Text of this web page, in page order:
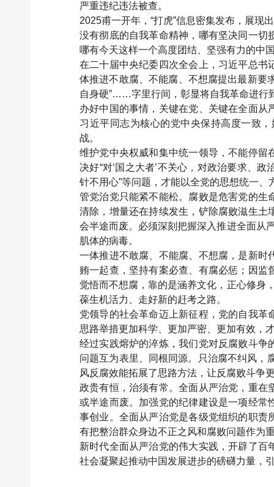
严重违纪违法被查。
2025甫一开年，“打虎”信息密集发布，展现
没有彻底的自我革命精神，哪有坚决同一
哪有今天这样一个高度团结、坚强有力的中
在二十届中央纪委四次全会上，习近平总
体推进不敢腐、不能腐、不想腐提出最新要
自身硬”……字里行间，彰显将自我革命进行
办好中国的事情，关键在党、关键在全面
习近平同志为核心的党中央保持高度一致
战。
维护党中央权威和集中统一领导，不能停
决好“对‘国之大者’不关心，对政治要求、
针不用心”等问题，才能以全党的思想统一
管党治党只能紧不能松。腐败是危害党的
清除，增量还在持续发生，铲除腐败滋生
会半途而废。必须深刻把握深入推进全面从
肌体的病毒。
一体推进不敢腐、不能腐、不想腐，是新
贿一起查，坚持有案必查、有腐必惩；因
觉悟而不想腐，靠的是涵养文化，正心修身
葆生机活力、走好新的赶考之路。
党领导的社会革命迈上新征程，党的自我
思路举措更加科学、更加严密、更加有效，
经过实践熔炉的淬炼，我们党对反腐败斗
问题互为表里、同根同源。只治腐不纠风，
风反腐效能拓展了思路方法，让反腐败斗争
政贵有恒，治须有常。全面从严治党，重
或半途而废。加强党的纪律建设是一项经
事创业。全面从严治党是各级党组织的职
有把整治群众身边不正之风和腐败问题作为
新时代全面从严治党的伟大实践，开辟了
社会凝聚起推动中国发展进步的磅礴力量，